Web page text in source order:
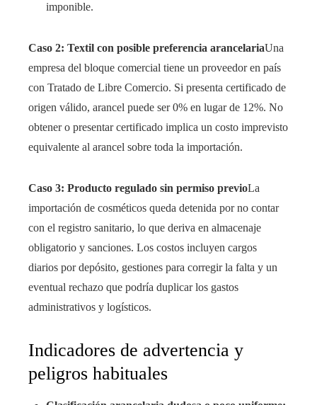
imponible.
Caso 2: Textil con posible preferencia arancelariaUna
empresa del bloque comercial tiene un proveedor en país
con Tratado de Libre Comercio. Si presenta certificado de
origen válido, arancel puede ser 0% en lugar de 12%. No
obtener o presentar certificado implica un costo imprevisto
equivalente al arancel sobre toda la importación.
Caso 3: Producto regulado sin permiso previoLa
importación de cosméticos queda detenida por no contar
con el registro sanitario, lo que deriva en almacenaje
obligatorio y sanciones. Los costos incluyen cargos
diarios por depósito, gestiones para corregir la falta y un
eventual rechazo que podría duplicar los gastos
administrativos y logísticos.
Indicadores de advertencia y
peligros habituales